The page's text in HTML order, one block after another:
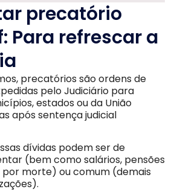
precatório
Para refrescar a
precatórios são ordens de
pelo Judiciário para
estados ou da União
após sentença judicial
dívidas podem ser de
(bem como salários, pensões
por morte) ou comum (demais